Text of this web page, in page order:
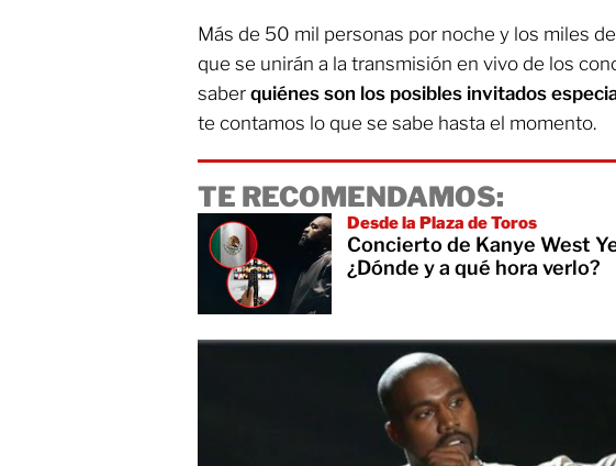
Más de 50 mil personas por noche y los miles
que se unirán a la transmisión en vivo de los
saber quiénes son los posibles invitados
te contamos lo que se sabe hasta el momento.
TE RECOMENDAMOS:
Desde la Plaza de Toros
Concierto de Kanye West
¿Dónde y a qué hora verlo?